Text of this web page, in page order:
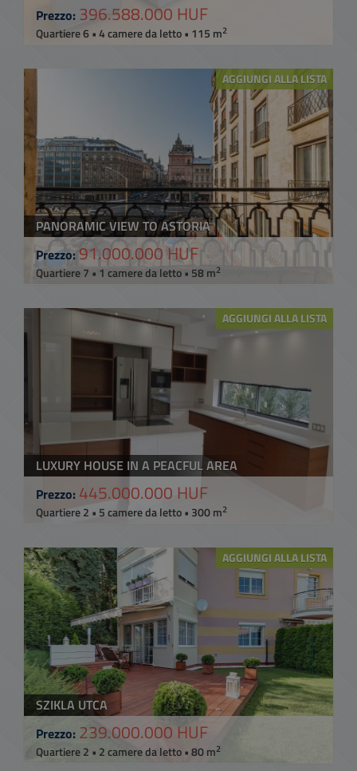
Prezzo: 396.588.000 HUF
Quartiere 6 • 4 camere da letto • 115 m2
AGGIUNGI ALLA LISTA
PANORAMIC VIEW TO ASTORIA
Prezzo:91.000.000 HUF
Quartiere 7 • 1 camere da letto • 58 m2
AGGIUNGI ALLA LISTA
LUXURY HOUSE IN A PEACFUL AREA
Prezzo: 445.000.000 HUF
Quartiere 2 • 5 camere da letto • 300 m2
AGGIUNGI ALLA LISTA
SZIKLA UTCA
Prezzo: 239.000.000 HUF
Quartiere 2 • 2 camere da letto • 80 m2